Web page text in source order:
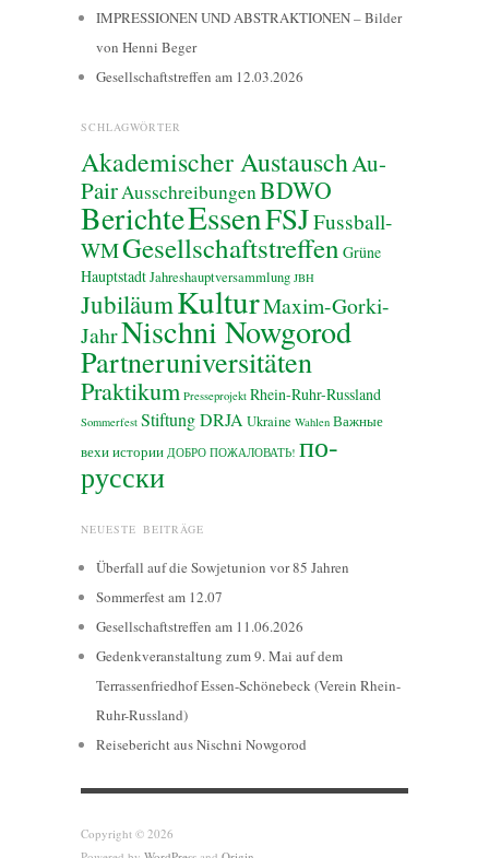
IMPRESSIONEN UND ABSTRAKTIONEN – Bilder
von Henni Beger
Gesellschaftstreffen am 12.03.2026
SCHLAGWÖRTER
Akademischer AustauschAu-
PairAusschreibungenBDWO
BerichteEssenFSJFussball-
WMGesellschaftstreffen Grüne
HauptstadtJahreshauptversammlung JBH
JubiläumKulturMaxim-Gorki-
JahrNischni Nowgorod
Partneruniversitäten
Praktikum Presseprojekt Rhein-Ruhr-Russland
Sommerfest Stiftung DRJAUkraine Wahlen Важные
вехи истории ДОБРО ПОЖАЛОВАТЬ! по-
русски
NEUESTE BEITRÄGE
Überfall auf die Sowjetunion vor 85 Jahren
Sommerfest am 12.07
Gesellschaftstreffen am 11.06.2026
Gedenkveranstaltung zum 9. Mai auf dem
Terrassenfriedhof Essen-Schönebeck (Verein Rhein-
Ruhr-Russland)
Reisebericht aus Nischni Nowgorod
Copyright © 2026